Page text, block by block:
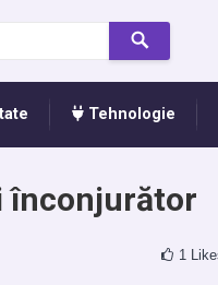
Tehnologie
înconjurător
1